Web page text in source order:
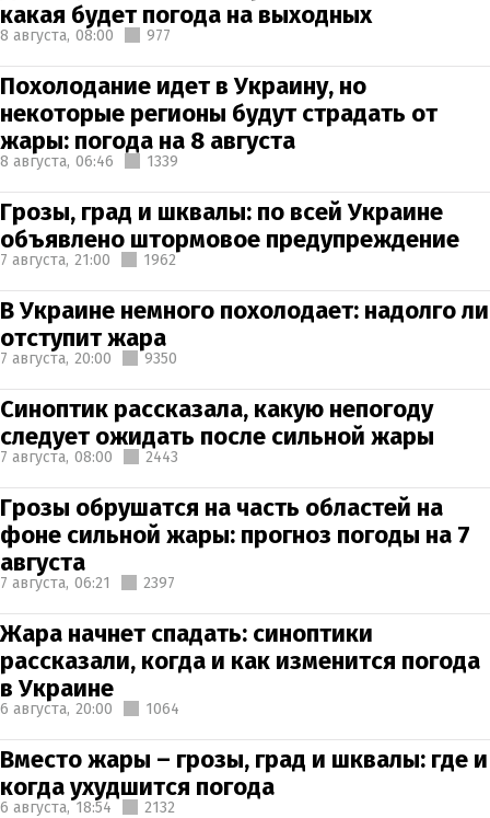
какая будет погода на выходных
8 августа, 08:00 977
Похолодание идет в Украину, но
некоторые регионы будут страдать от
жары: погода на 8 августа
8 августа, 06:46 1339
Грозы, град и шквалы: по всей Украине
объявлено штормовое предупреждение
7 августа, 21:00 1962
В Украине немного похолодает: надолго ли
отступит жара
7 августа, 20:00 9350
Синоптик рассказала, какую непогоду
следует ожидать после сильной жары
7 августа, 08:00 2443
Грозы обрушатся на часть областей на
фоне сильной жары: прогноз погоды на 7
августа
7 августа, 06:21 2397
Жара начнет спадать: синоптики
рассказали, когда и как изменится погода
в Украине
6 августа, 20:00 1064
Вместо жары – грозы, град и шквалы: где и
когда ухудшится погода
6 августа, 18:54 2132